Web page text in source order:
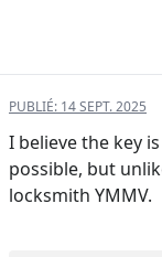
PUBLIÉ: 14 SEPT. 2025
I believe the key
possible, but
locksmith YMMV.